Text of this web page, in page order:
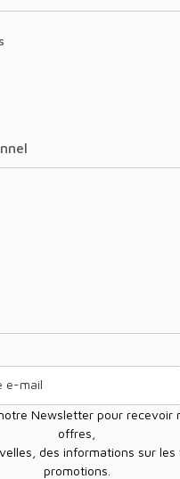
offres,
des informations sur
promotions.